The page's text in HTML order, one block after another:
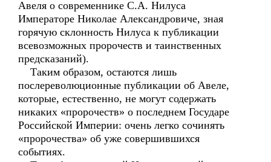
Авеля о современнике С.А. Нилуса
Императоре Николае Александровиче, зная
горячую склонность Нилуса к публикации
всевозможных пророчеств и таинственных
предсказаний).
Таким образом, остаются лишь
послереволюционные публикации об Авеле,
которые, естественно, не могут содержать
никаких «пророчеств» о последнем Государе
Российской Империи: очень легко сочинять
«пророчества» об уже совершившихся
событиях.